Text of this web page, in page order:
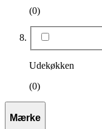
(0)
Udekøkken
(0)
Mærke